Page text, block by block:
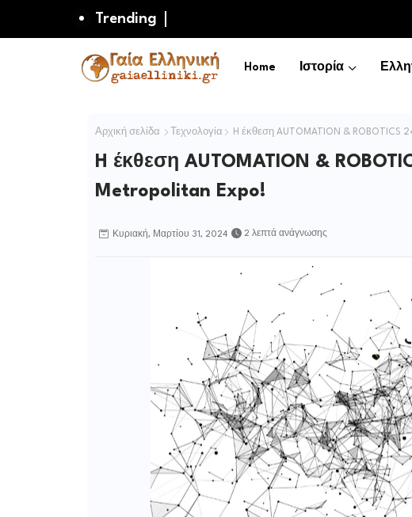
Trending
Home Ιστορία
Αρχική σελίδα Τεχνολογία H έκθεση AUTOMATION &
H έκθεση AUTOMATION &
Metropolitan Expo!
Κυριακή, Μαρτίου 31, 2024 2 λεπτά ανάγνωσης